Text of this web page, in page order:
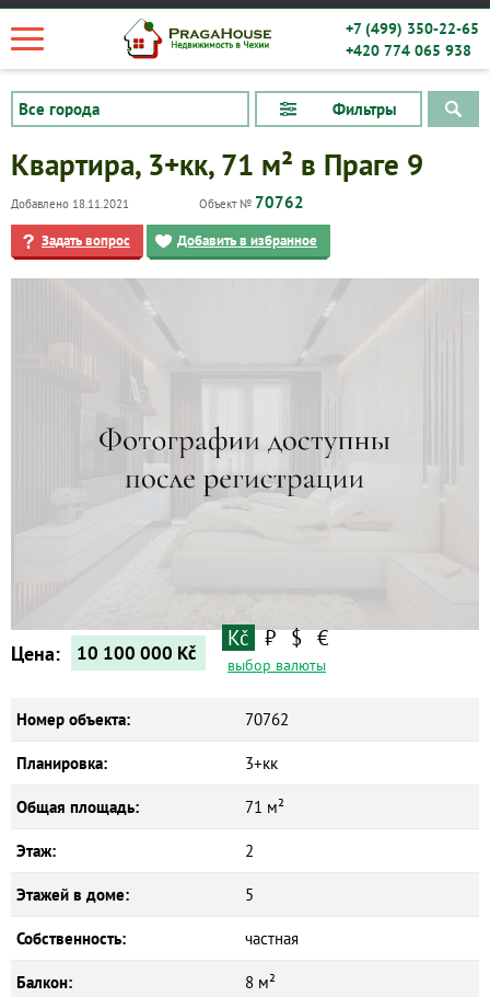
+7 (499) 350-22-65
+420 774 065 938
Фильтры
Квартира, 3+кк, 71 м² в Праге 9
Добавлено 18.11.2021 Объект № 70762
Задать вопрос Добавить в избранное
Цена: 10 100 000 Kč
Kč ₽ $ €
выбор валюты
Номер объекта: 70762
Планировка: 3+кк
Общая площадь: 71 м²
Этаж: 2
Этажей в доме: 5
Собственность: частная
Балкон: 8 м²